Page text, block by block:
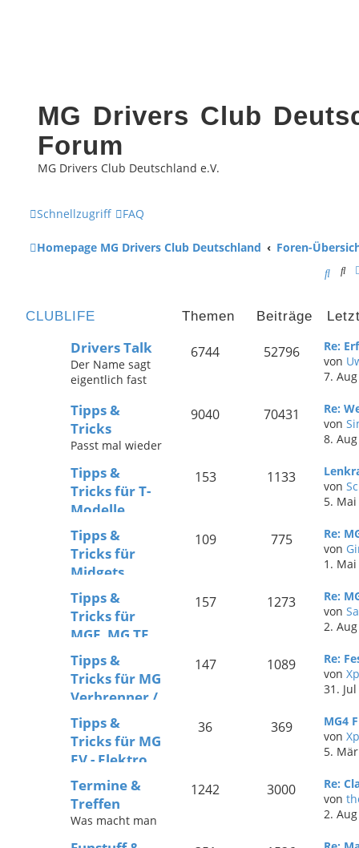
MG Drivers Club
Forum
MG Drivers Club Deutschland e.V.
Schnellzugriff FAQ
Homepage MG Drivers Club Deutschland Foren-
S
c
h
e
CLUBLIFE Themen Beiträge
Drivers Talk
Der Name sagt
eigentlich fast
lockere Plausch
rund um das
Thema MG ist
Hauptsache.
6744 52796
Re:
von
7.
Tipps &
Tricks
Passt mal wieder
zusammen? Ein
Ersatzteil ist
nicht mehr
Drivers sind
hilfsbereit - und
helfen sich in
gegenseitig. Hier
findet ihr
Beiträge zu MGA,
9040 70431
Re:
von
8.
Tipps &
Tricks für T-
Modelle
Technische Hilfe
für die T-
Modelle
153 1133
von
5. Mai
Tipps &
Tricks für
Midgets
Technische Hilfe
für den Midget
109 775
Re:
von
1. Mai
Tipps &
Tricks für
MGF, MG TF,
ZR, ZS und ZT
Technische Hilfe
für MGF, MG TF,
ZR, ZS und ZT -
1995 bis 2005
157 1273
Re:
von
2.
Tipps &
Tricks für MG
Verbrenner /
Hybrid /
Plugin
Technische Hilfe
für MG3, ZS
Hybrid, HS, EHS,
MGS9 und
weitere Modelle
mit
Verbrennungsm
147 1089
Re:
von
31.
Tipps &
Tricks für MG
EV - Elektro
Modelle
Technische Hilfe
für MG4, Urban,
MG5, MGS5,
MGS6, ZS EV,
36 369
MG4
von
5.
Termine &
Treffen
Was macht man
1242 3000
Re:
von
2.